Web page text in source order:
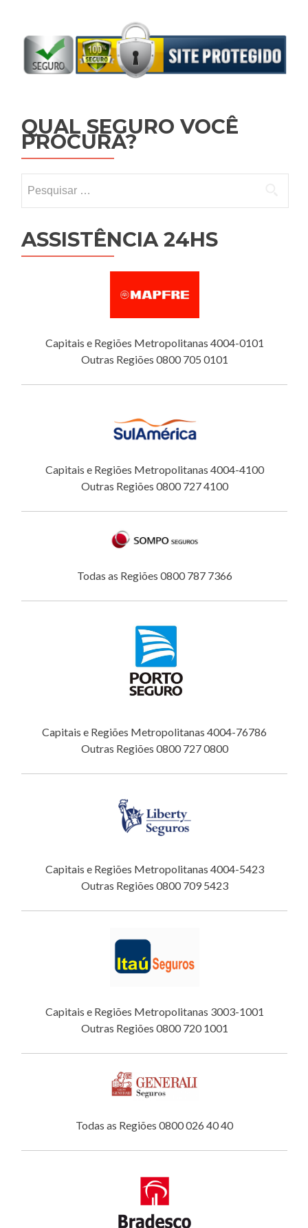
QUAL SEGURO VOCÊ
PROCURA?
ASSISTÊNCIA 24HS
Capitais e Regiões Metropolitanas 4004-0101
Outras Regiões 0800 705 0101
Capitais e Regiões Metropolitanas 4004-4100
Outras Regiões 0800 727 4100
Todas as Regiões 0800 787 7366
Capitais e Regiões Metropolitanas 4004-76786
Outras Regiões 0800 727 0800
Capitais e Regiões Metropolitanas 4004-5423
Outras Regiões 0800 709 5423
Capitais e Regiões Metropolitanas 3003-1001
Outras Regiões 0800 720 1001
Todas as Regiões 0800 026 40 40